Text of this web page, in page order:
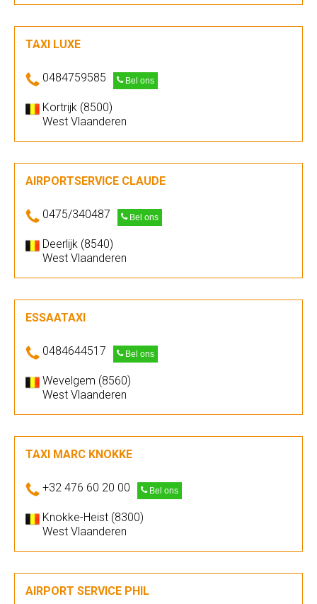
TAXI LUXE
0484759585 Bel ons
Kortrijk (8500)
West Vlaanderen
AIRPORTSERVICE CLAUDE
0475/340487 Bel ons
Deerlijk (8540)
West Vlaanderen
ESSAATAXI
0484644517 Bel ons
Wevelgem (8560)
West Vlaanderen
TAXI MARC KNOKKE
+32 476 60 20 00 Bel ons
Knokke-Heist (8300)
West Vlaanderen
AIRPORT SERVICE PHIL